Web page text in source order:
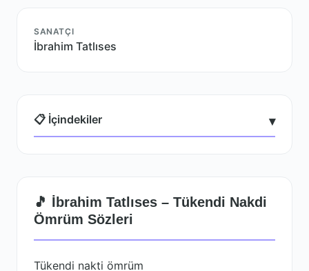
SANATÇI
İbrahim Tatlıses
📋 İçindekiler ▾
🎵 İbrahim Tatlıses – Tükendi Nakdi
Ömrüm Sözleri
Tükendi nakti ömrüm